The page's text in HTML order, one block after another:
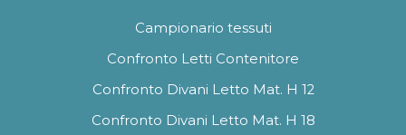
Campionario tessuti
Confronto Letti Contenitore
Confronto Divani Letto Mat. H 12
Confronto Divani Letto Mat. H 18